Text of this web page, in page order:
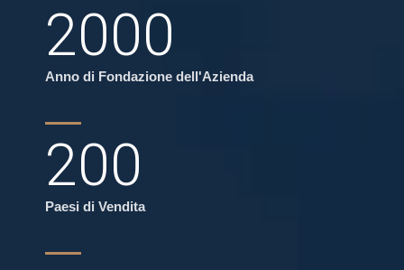
2000
Anno di Fondazione dell'Azienda
200
Paesi di Vendita